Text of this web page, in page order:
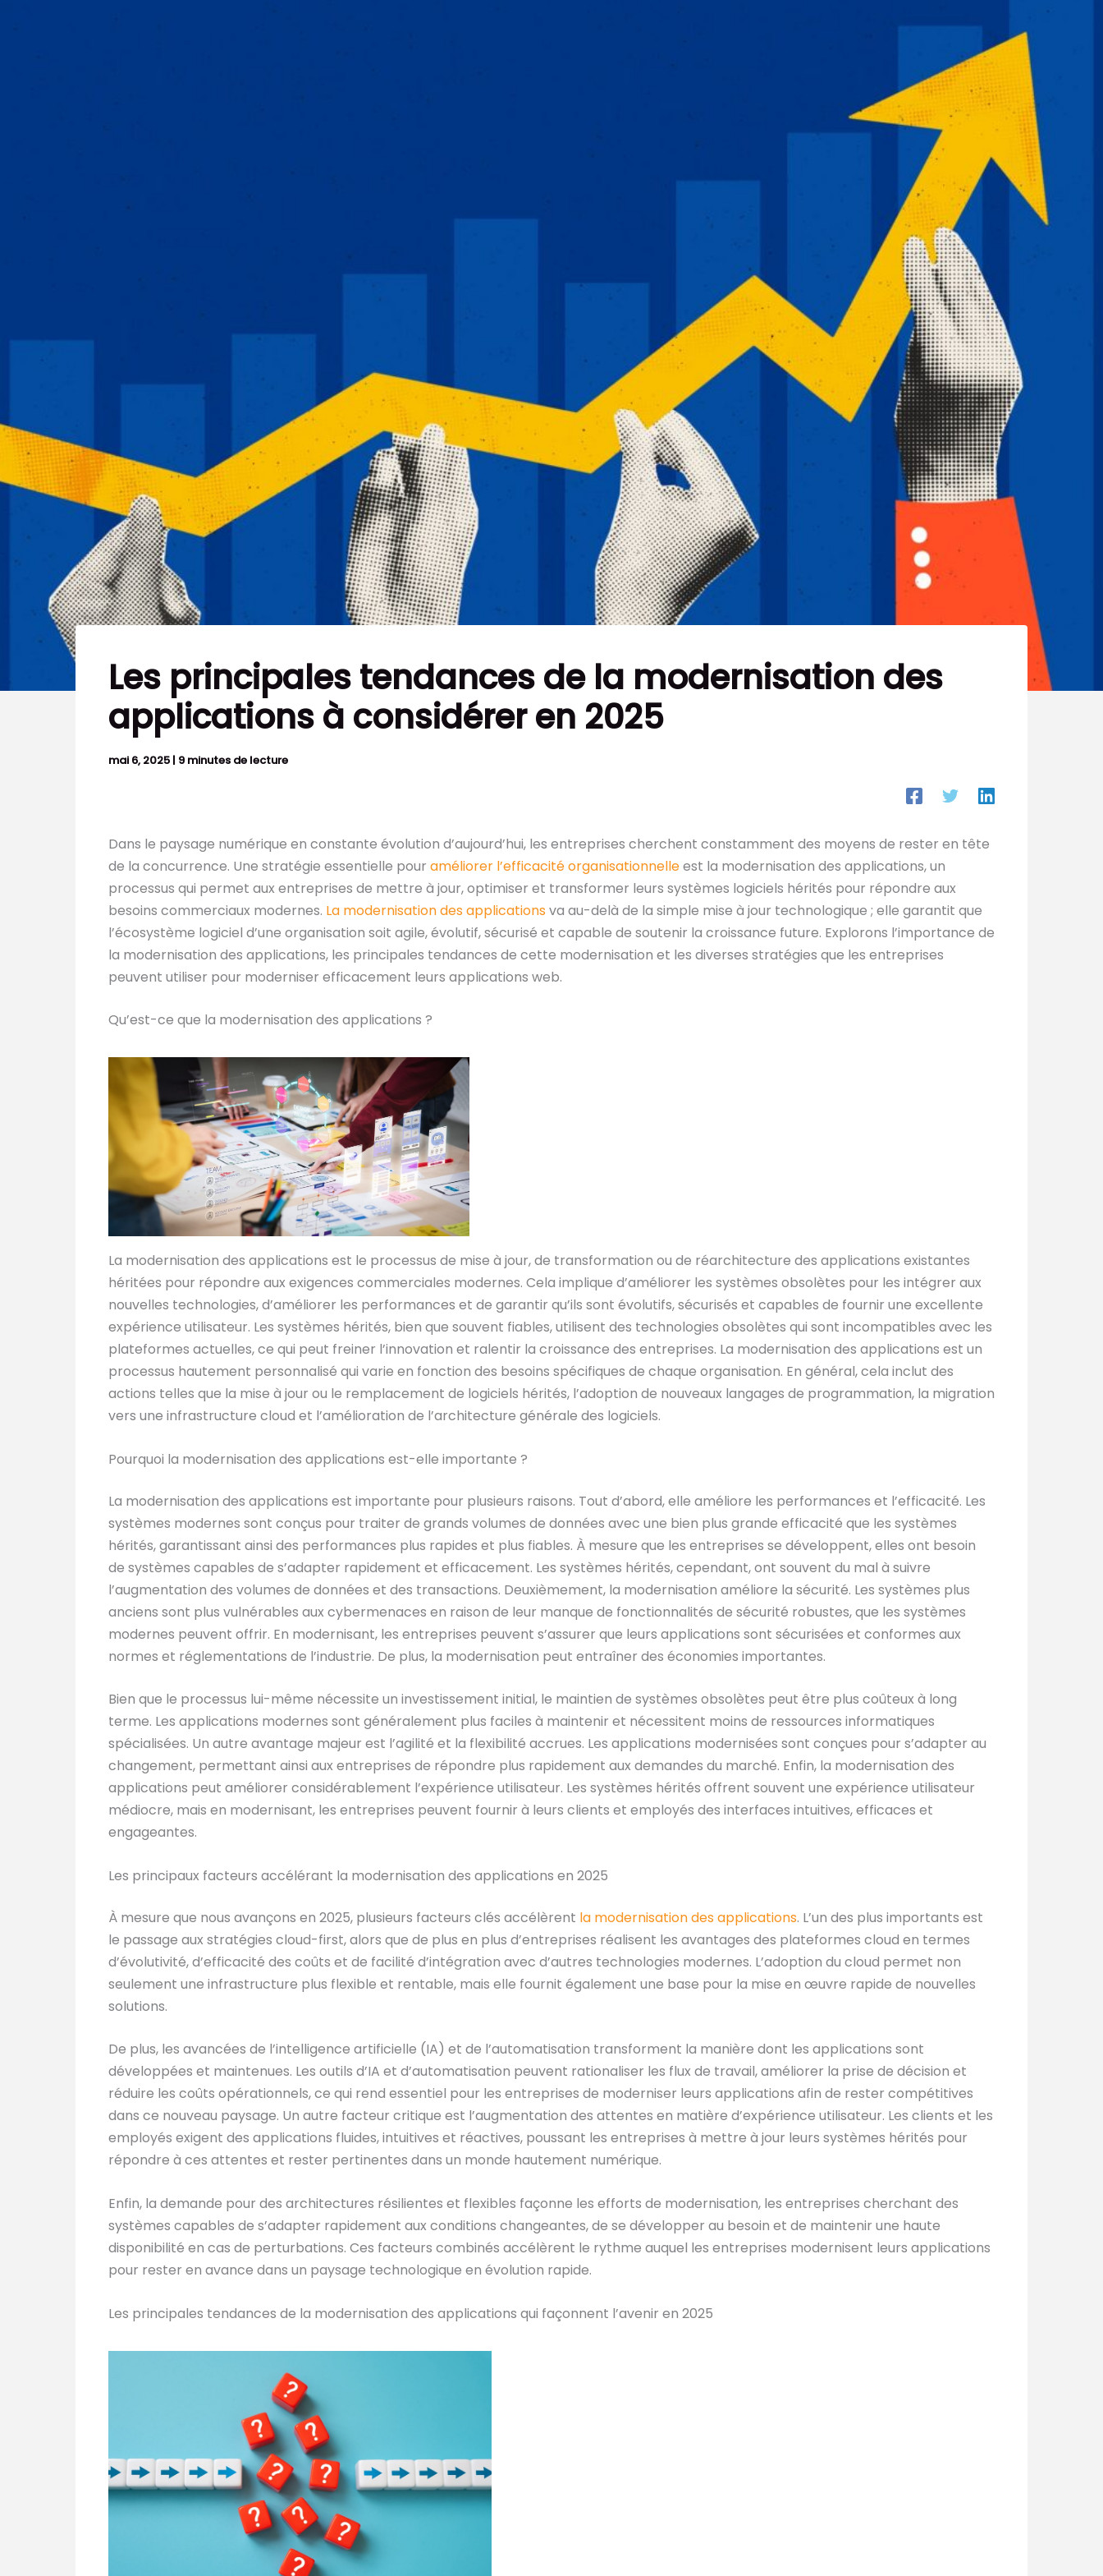
Les principales tendances de la modernisation des
applications à considérer en 2025
mai 6, 2025 | 9 minutes de lecture
Dans le paysage numérique en constante évolution d’aujourd’hui, les entreprises cherchent constamment des moyens de rester en tête
de la concurrence. Une stratégie essentielle pour améliorer l’efficacité organisationnelleest la modernisation des applications, un
processus qui permet aux entreprises de mettre à jour, optimiser et transformer leurs systèmes logiciels hérités pour répondre aux
besoins commerciaux modernes. La modernisation des applications va au-delà de la simple mise à jour technologique ; elle garantit que
l’écosystème logiciel d’une organisation soit agile, évolutif, sécurisé et capable de soutenir la croissance future. Explorons l’importance de
la modernisation des applications, les principales tendances de cette modernisation et les diverses stratégies que les entreprises
peuvent utiliser pour moderniser efficacement leurs applications web.
Qu’est-ce que la modernisation des applications ?
La modernisation des applications est le processus de mise à jour, de transformation ou de réarchitecture des applications existantes
héritées pour répondre aux exigences commerciales modernes. Cela implique d’améliorer les systèmes obsolètes pour les intégrer aux
nouvelles technologies, d’améliorer les performances et de garantir qu’ils sont évolutifs, sécurisés et capables de fournir une excellente
expérience utilisateur. Les systèmes hérités, bien que souvent fiables, utilisent des technologies obsolètes qui sont incompatibles avec les
plateformes actuelles, ce qui peut freiner l’innovation et ralentir la croissance des entreprises. La modernisation des applications est un
processus hautement personnalisé qui varie en fonction des besoins spécifiques de chaque organisation. En général, cela inclut des
actions telles que la mise à jour ou le remplacement de logiciels hérités, l’adoption de nouveaux langages de programmation, la migration
vers une infrastructure cloud et l’amélioration de l’architecture générale des logiciels.
Pourquoi la modernisation des applications est-elle importante ?
La modernisation des applications est importante pour plusieurs raisons. Tout d’abord, elle améliore les performances et l’efficacité. Les
systèmes modernes sont conçus pour traiter de grands volumes de données avec une bien plus grande efficacité que les systèmes
hérités, garantissant ainsi des performances plus rapides et plus fiables. À mesure que les entreprises se développent, elles ont besoin
de systèmes capables de s’adapter rapidement et efficacement. Les systèmes hérités, cependant, ont souvent du mal à suivre
l’augmentation des volumes de données et des transactions. Deuxièmement, la modernisation améliore la sécurité. Les systèmes plus
anciens sont plus vulnérables aux cybermenaces en raison de leur manque de fonctionnalités de sécurité robustes, que les systèmes
modernes peuvent offrir. En modernisant, les entreprises peuvent s’assurer que leurs applications sont sécurisées et conformes aux
normes et réglementations de l’industrie. De plus, la modernisation peut entraîner des économies importantes.
Bien que le processus lui-même nécessite un investissement initial, le maintien de systèmes obsolètes peut être plus coûteux à long
terme. Les applications modernes sont généralement plus faciles à maintenir et nécessitent moins de ressources informatiques
spécialisées. Un autre avantage majeur est l’agilité et la flexibilité accrues. Les applications modernisées sont conçues pour s’adapter au
changement, permettant ainsi aux entreprises de répondre plus rapidement aux demandes du marché. Enfin, la modernisation des
applications peut améliorer considérablement l’expérience utilisateur. Les systèmes hérités offrent souvent une expérience utilisateur
médiocre, mais en modernisant, les entreprises peuvent fournir à leurs clients et employés des interfaces intuitives, efficaces et
engageantes.
Les principaux facteurs accélérant la modernisation des applications en 2025
À mesure que nous avançons en 2025, plusieurs facteurs clés accélèrent la modernisation des applications. L’un des plus importants est
le passage aux stratégies cloud-first, alors que de plus en plus d’entreprises réalisent les avantages des plateformes cloud en termes
d’évolutivité, d’efficacité des coûts et de facilité d’intégration avec d’autres technologies modernes. L’adoption du cloud permet non
seulement une infrastructure plus flexible et rentable, mais elle fournit également une base pour la mise en œuvre rapide de nouvelles
solutions.
De plus, les avancées de l’intelligence artificielle (IA) et de l’automatisation transforment la manière dont les applications sont
développées et maintenues. Les outils d’IA et d’automatisation peuvent rationaliser les flux de travail, améliorer la prise de décision et
réduire les coûts opérationnels, ce qui rend essentiel pour les entreprises de moderniser leurs applications afin de rester compétitives
dans ce nouveau paysage. Un autre facteur critique est l’augmentation des attentes en matière d’expérience utilisateur. Les clients et les
employés exigent des applications fluides, intuitives et réactives, poussant les entreprises à mettre à jour leurs systèmes hérités pour
répondre à ces attentes et rester pertinentes dans un monde hautement numérique.
Enfin, la demande pour des architectures résilientes et flexibles façonne les efforts de modernisation, les entreprises cherchant des
systèmes capables de s’adapter rapidement aux conditions changeantes, de se développer au besoin et de maintenir une haute
disponibilité en cas de perturbations. Ces facteurs combinés accélèrent le rythme auquel les entreprises modernisent leurs applications
pour rester en avance dans un paysage technologique en évolution rapide.
Les principales tendances de la modernisation des applications qui façonnent l’avenir en 2025